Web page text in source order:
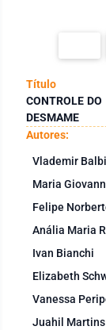
Título
CONTROLE
DESMAME
Autores:
Vlademir
Maria
Felipe
Anália Maria
Ivan Bianchi
Elizabeth
Vanessa
Juahil Martins